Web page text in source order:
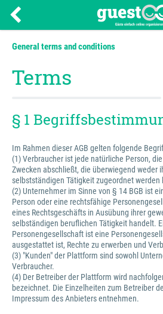
General terms and conditions
Terms
§ 1
Im Rahmen dieser AGB gelten folgende
(1) Verbraucher ist jede natürliche Person,
Zwecken abschließt, die überwiegend weder
selbstständigen Tätigkeit zugeordnet werden
(2) Unternehmer im Sinne von § 14 BGB ist
Person oder eine rechtsfähige
eines Rechtsgeschäfts in Ausübung ihrer
selbständigen beruflichen Tätigkeit handelt.
Personengesellschaft ist eine
ausgestattet ist, Rechte zu erwerben und
(3) "Kunden" der Plattform sind sowohl
Verbraucher.
(4) Der Betreiber der Plattform wird
bezeichnet. Die Einzelheiten zum Betreiber
Impressum des Anbieters entnehmen.